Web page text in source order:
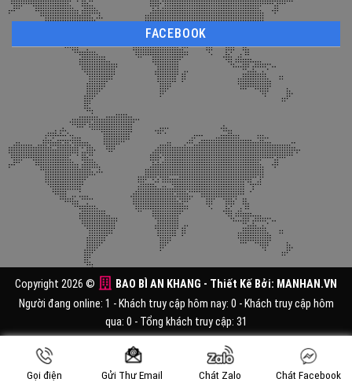
FACEBOOK
Copyright 2026 © BAO BÌ AN KHANG - Thiết Kế Bởi: MANHAN.VN
Người đang online: 1 - Khách truy cập hôm nay: 0 - Khách truy cập hôm
qua: 0 - Tổng khách truy cập: 31
Gọi điện Gửi Thư Email Chát Zalo Chát Facebook